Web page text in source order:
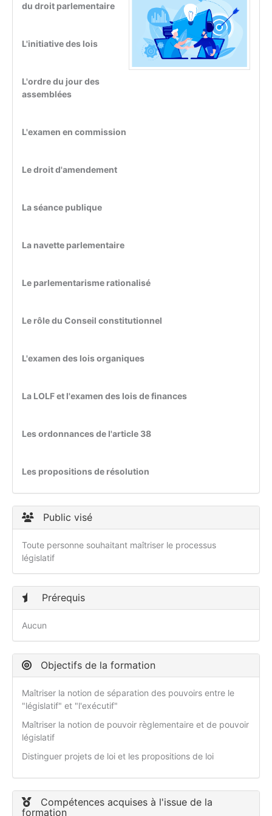
du droit parlementaire
L'initiative des lois
L'ordre du jour des
assemblées
L'examen en commission
Le droit d'amendement
La séance publique
La navette parlementaire
Le parlementarisme rationalisé
Le rôle du Conseil constitutionnel
L'examen des lois organiques
La LOLF et l'examen des lois de finances
Les ordonnances de l'article 38
Les propositions de résolution
Public visé
Toute personne souhaitant maîtriser le processus
législatif
Prérequis
Aucun
Objectifs de la formation
Maîtriser la notion de séparation des pouvoirs entre le
"législatif" et "l'exécutif"
Maîtriser la notion de pouvoir règlementaire et de pouvoir
législatif
Distinguer projets de loi et les propositions de loi
Compétences acquises à l'issue de la
formation